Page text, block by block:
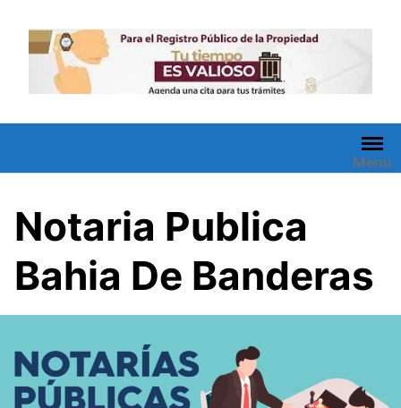
contenido
Menu
Notaria Publica
Bahia De Banderas